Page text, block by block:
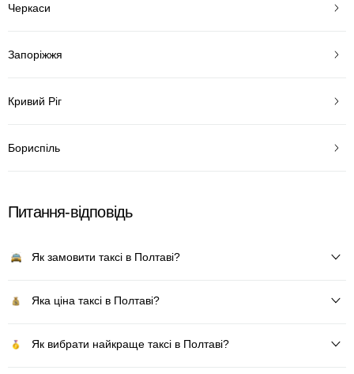
Черкаси
Запоріжжя
Кривий Ріг
Бориспіль
Питання-відповідь
Як замовити таксі в Полтаві?
Яка ціна таксі в Полтаві?
Як вибрати найкраще таксі в Полтаві?